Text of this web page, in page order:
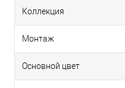
Коллекция
Монтаж
Основной цвет